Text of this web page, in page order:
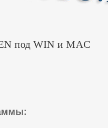
под WIN и MAC